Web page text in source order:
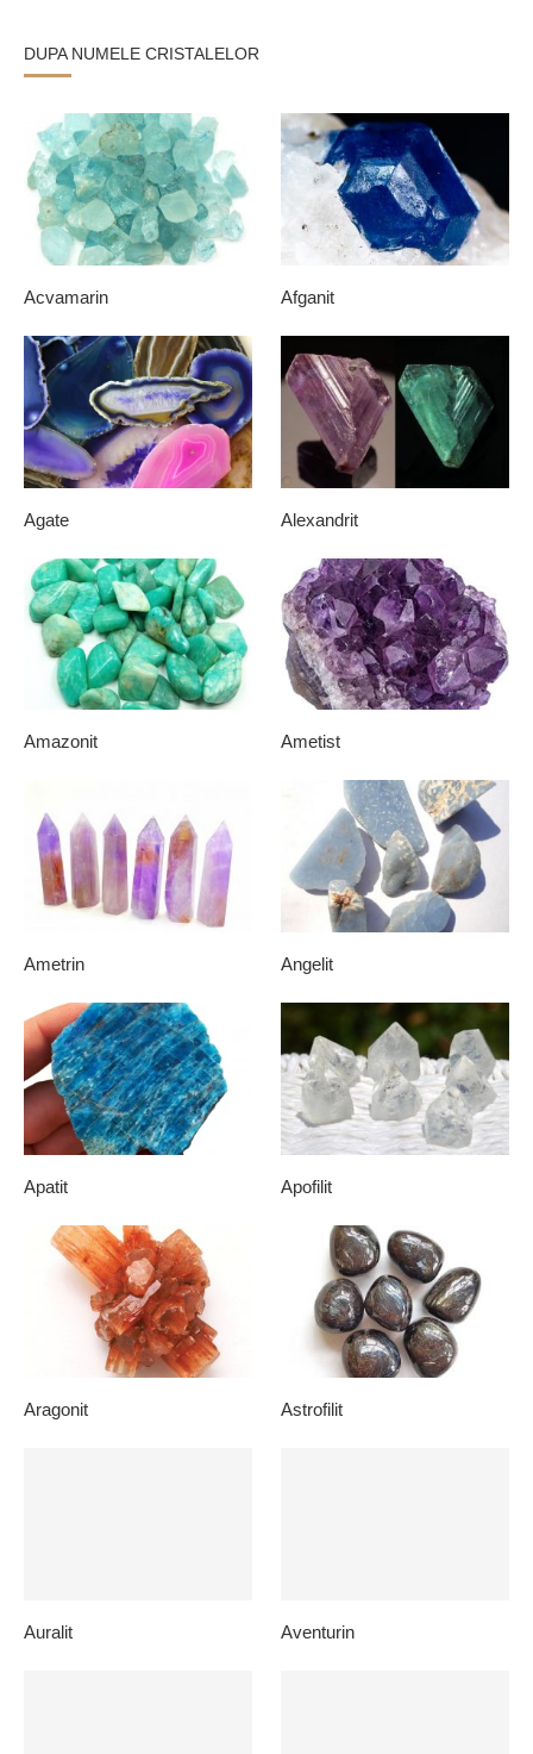
DUPA NUMELE CRISTALELOR
Acvamarin Afganit
Agate Alexandrit
Amazonit Ametist
Ametrin Angelit
Apatit Apofilit
Aragonit Astrofilit
Auralit Aventurin